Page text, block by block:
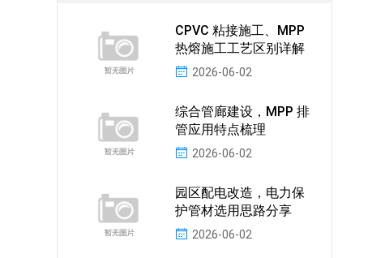
CPVC 粘接施工、MPP
热熔施工工艺区别详解
2026-06-02
综合管廊建设，MPP 排
管应用特点梳理
2026-06-02
园区配电改造，电力保
护管材选用思路分享
2026-06-02